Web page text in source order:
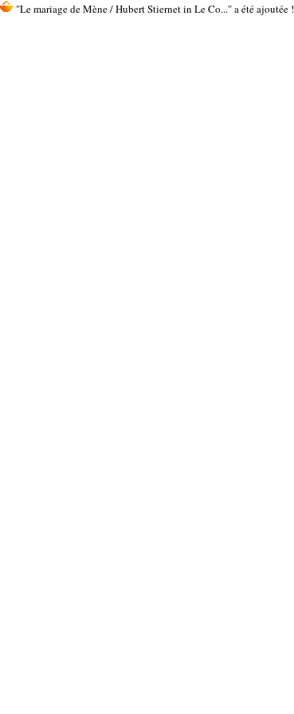
"Le mariage de Mène / Hubert Stiernet in Le Co..." a été ajoutée !